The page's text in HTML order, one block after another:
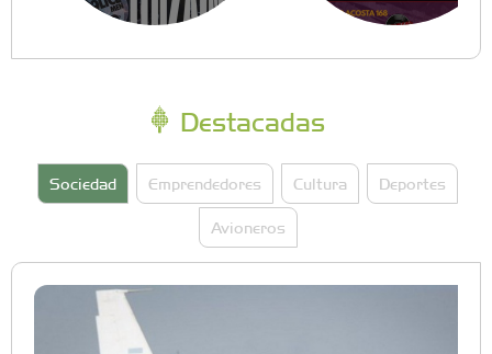
Destacadas
Sociedad Emprendedores Cultura Deportes
Avioneros